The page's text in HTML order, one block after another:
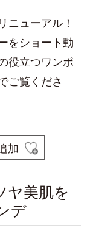
ニューアル！
をショート動
役立つワンポ
ご覧くださ
加
ヤ美肌を
デ